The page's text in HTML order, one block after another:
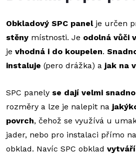
Obkladový SPC panelje určen
stěny místnosti. Je odolná vůči
je vhodná i do koupelen.
instaluje (pero drážka) a jak na
SPC panely se dají velmi
rozměry a lze je nalepit na
povrch, čehož se využívá u
jader, nebo pro instalaci přímo
obklad. Navíc SPC obklad